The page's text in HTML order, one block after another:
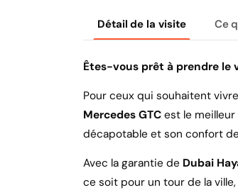
Détail de la visite Ce
Êtes-vous prêt à prendre le
Pour ceux qui souhaitent
Mercedes GTC est le
décapotable et son confort
Avec la garantie de Dubai
ce soit pour un tour de la